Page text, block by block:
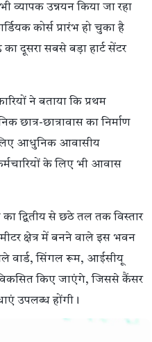
व्यापक उन्नयन किया जा रहा
कोर्स प्रारंभ हो चुका है
दूसरा सबसे बड़ा हार्ट सेंटर
ने बताया कि प्रथम
छात्र-छात्रावास का निर्माण
लिए आधुनिक आवासीय
के लिए भी आवास
द्वितीय से छठे तल तक विस्तार
क्षेत्र में बनने वाले इस भवन
वार्ड, सिंगल रूम, आईसीयू
किए जाएंगे, जिससे कैंसर
उपलब्ध होंगी।